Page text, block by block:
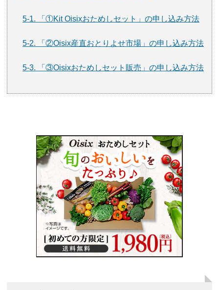
5-1. 「①Kit Oisixおためしセット」の申し込み方法
5-2. 「②Oisix産直おとりよせ市場」の申し込み方法
5-3. 「③Oisixおためしセット販売」の申し込み方法